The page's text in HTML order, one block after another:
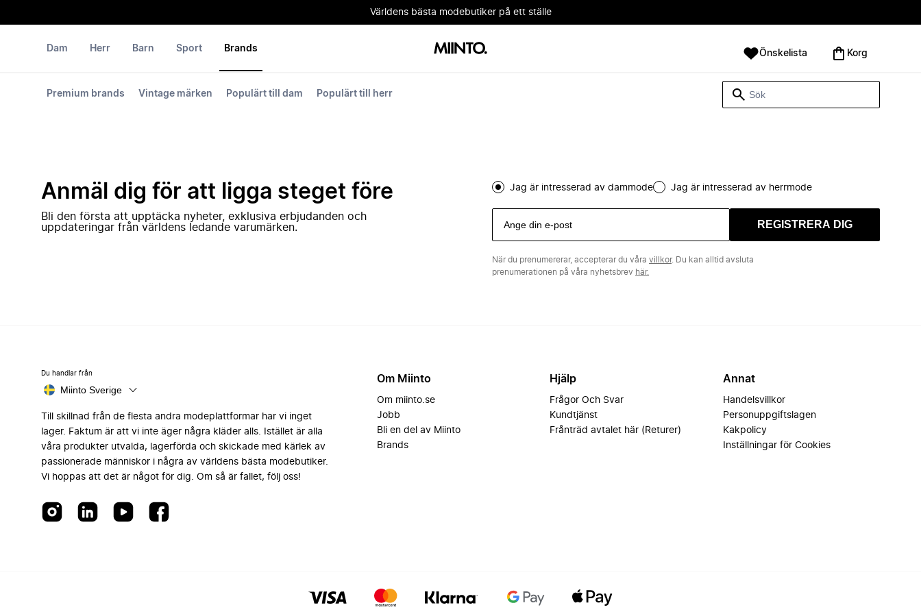
Världens bästa modebutiker på ett ställe
Dam Herr Barn Sport Brands
Premium brands Vintage märken Populärt till dam Populärt till herr
Önskelista Korg
Anmäl dig för att ligga steget före
Bli den första att upptäcka nyheter, exklusiva erbjudanden och
uppdateringar från världens ledande varumärken.
Jag är intresserad av dammode Jag är intresserad av herrmode
REGISTRERA DIG
När du prenumererar, accepterar du våra villkor. Du kan alltid avsluta
prenumerationen på våra nyhetsbrev här.
Du handlar från
Miinto Sverige
Till skillnad från de flesta andra modeplattformar har vi inget
lager. Faktum är att vi inte äger några kläder alls. Istället är alla
våra produkter utvalda, lagerförda och skickade med kärlek av
passionerade människor i några av världens bästa modebutiker.
Vi hoppas att det är något för dig. Om så är fallet, följ oss!
Om Miinto
Om miinto.se
Jobb
Bli en del av Miinto
Brands
Hjälp
Frågor Och Svar
Kundtjänst
Frånträd avtalet här (Returer)
Annat
Handelsvillkor
Personuppgiftslagen
Kakpolicy
Inställningar för Cookies